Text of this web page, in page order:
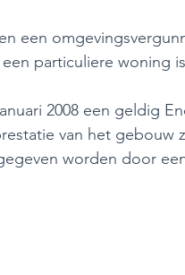
een
particuliere woning
2008 een geldig
van het gebouw
worden door